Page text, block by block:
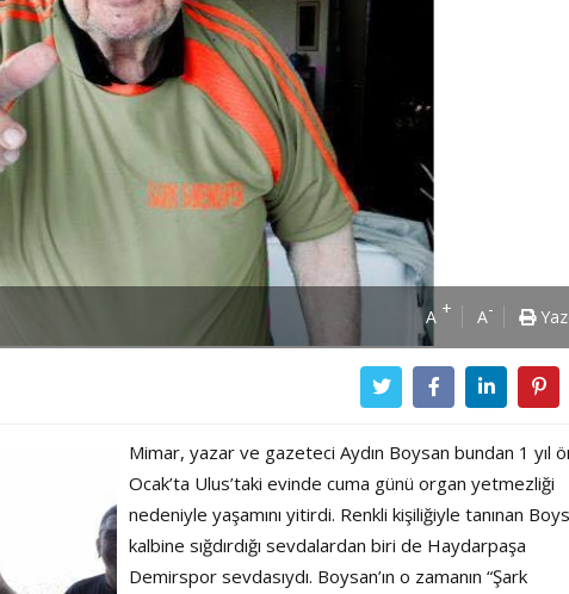
A + A-
Mimar, yazar ve gazeteci Aydın Boysan bundan 1 yıl
Ocak’ta Ulus’taki evinde cuma günü organ yetmezliği
nedeniyle yaşamını yitirdi. Renkli kişiliğiyle tanınan
kalbine sığdırdığı sevdalardan biri de Haydarpaşa
Demirspor sevdasıydı. Boysan’ın o zamanın “Şark